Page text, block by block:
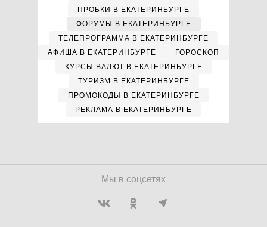
ПРОБКИ В ЕКАТЕРИНБУРГЕ
ФОРУМЫ В ЕКАТЕРИНБУРГЕ
ТЕЛЕПРОГРАММА В ЕКАТЕРИНБУРГЕ
АФИША В ЕКАТЕРИНБУРГЕ
ГОРОСКОП
КУРСЫ ВАЛЮТ В ЕКАТЕРИНБУРГЕ
ТУРИЗМ В ЕКАТЕРИНБУРГЕ
ПРОМОКОДЫ В ЕКАТЕРИНБУРГЕ
РЕКЛАМА В ЕКАТЕРИНБУРГЕ
Мы в соцсетях